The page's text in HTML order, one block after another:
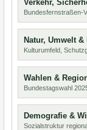
Verkehr,
Bundesfernstraßen-
Natur, Umwelt
Kulturumfeld,
Wahlen &
Bundestagswahl
Demografie &
Sozialstruktur